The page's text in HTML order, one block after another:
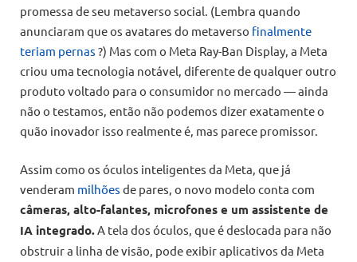
promessa de seu metaverso social. (Lembra quando
anunciaram que os avatares do metaverso finalmente
teriam pernas ?) Mas com o Meta Ray-Ban Display, a Meta
criou uma tecnologia notável, diferente de qualquer outro
produto voltado para o consumidor no mercado — ainda
não o testamos, então não podemos dizer exatamente o
quão inovador isso realmente é, mas parece promissor.
Assim como os óculos inteligentes da Meta, que já
venderam milhões de pares, o novo modelo conta com
câmeras, alto-falantes, microfones e um assistente de
IA integrado.A tela dos óculos, que é deslocada para não
obstruir a linha de visão, pode exibir aplicativos da Meta